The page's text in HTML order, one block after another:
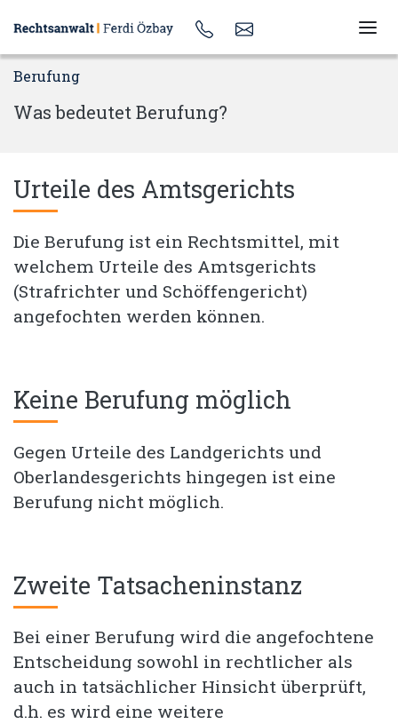
Berufung
Was bedeutet Berufung?
Urteile des Amtsgerichts
Die Berufung ist ein Rechtsmittel, mit
welchem Urteile des Amtsgerichts
(Strafrichter und Schöffengericht)
angefochten werden können.
Keine Berufung möglich
Gegen Urteile des Landgerichts und
Oberlandesgerichts hingegen ist eine
Berufung nicht möglich.
Zweite Tatsacheninstanz
Bei einer Berufung wird die angefochtene
Entscheidung sowohl in rechtlicher als
auch in tatsächlicher Hinsicht überprüft,
d.h. es wird eine weitere